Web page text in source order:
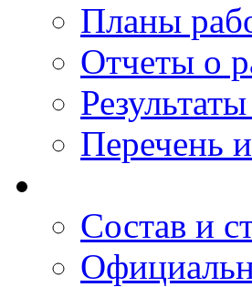
Планы
Отчеты о
Перечень
Состав и